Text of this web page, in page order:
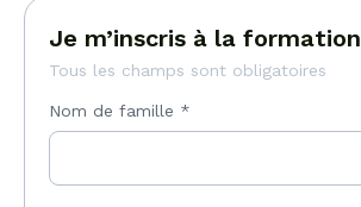
Je m’inscris à la formation
Tous les champs sont obligatoires
Nom de famille *